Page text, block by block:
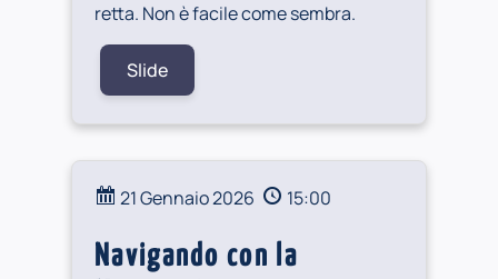
retta. Non è facile come sembra.
Slide
21 Gennaio 2026 15:00
Navigando con la